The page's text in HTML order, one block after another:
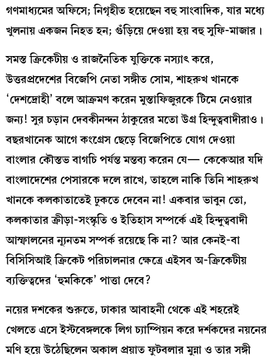
গণমাধ্যমের অফিসে; নিগৃহীত হয়েছেন বহু সাংবাদিক, যার মধ্যে
খুলনায় একজন নিহত হন; গুঁড়িয়ে দেওয়া হয় বহু সুফি-মাজার।
সমস্ত ক্রিকেটীয় ও রাজনৈতিক যুক্তিকে নস্যাৎ করে,
উত্তরপ্রদেশের বিজেপি নেতা সঙ্গীত সোম, শাহরুখ খানকে
‘দেশদ্রোহী’ বলে আক্রমণ করেন মুস্তাফিজুরকে টিমে নেওয়ার
জন্য! সুর চড়ান দেবকীনন্দন ঠাকুরের মতো উগ্র হিন্দুত্ববাদীরাও।
বছরখানেক আগে কংগ্রেস ছেড়ে বিজেপিতে যোগ দেওয়া
বাংলার কৌস্তভ বাগচি পর্যন্ত মন্তব্য করেন যে— কেকেআর যদি
বাংলাদেশের পেসারকে দলে রাখে, তাহলে নাকি তিনি শাহরুখ
খানকে কলকাতাতেই ঢুকতে দেবেন না! একবার ভাবুন তো,
কলকাতার ক্রীড়া-সংস্কৃতি ও ইতিহাস সম্পর্কে এই হিন্দুত্ববাদী
আস্ফালনের ন্যূনতম সম্পর্ক রয়েছে কি না? আর কেনই-বা
বিসিসিআই ক্রিকেট পরিচালনার ক্ষেত্রে এইসব অ-ক্রিকেটীয়
ব্যক্তিত্বদের ‘হুমকিকে’ পাত্তা দেবে?
নয়ের দশকের শুরুতে, ঢাকার আবাহনী থেকে এই শহরেই
খেলতে এসে ইস্টবেঙ্গলকে লিগ চ্যাম্পিয়ন করে দর্শকদের নয়নের
মণি হয়ে উঠেছিলেন অকাল প্রয়াত ফুটবলার মুন্না ও তার সঙ্গী